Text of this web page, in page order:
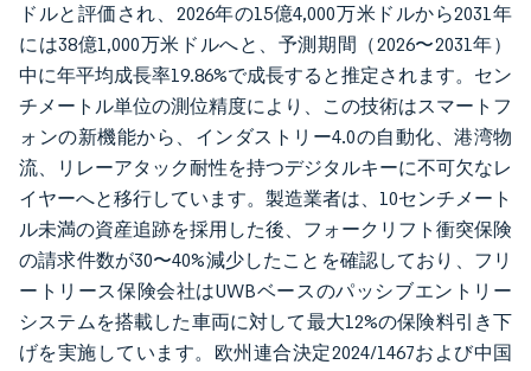
ドルと評価され、2026年の15億4,000万米ドルから2031年
には38億1,000万米ドルへと、予測期間（2026〜2031年）
中に年平均成長率19.86%で成長すると推定されます。セン
チメートル単位の測位精度により、この技術はスマートフ
ォンの新機能から、インダストリー4.0の自動化、港湾物
流、リレーアタック耐性を持つデジタルキーに不可欠なレ
イヤーへと移行しています。製造業者は、10センチメート
ル未満の資産追跡を採用した後、フォークリフト衝突保険
の請求件数が30〜40%減少したことを確認しており、フリ
ートリース保険会社はUWBベースのパッシブエントリー
システムを搭載した車両に対して最大12%の保険料引き下
げを実施しています。欧州連合決定2024/1467および中国